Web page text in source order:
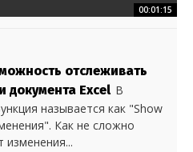
00:01:15
отслеживать
документа Excel В
называется как "Show
Как не сложно
изменения...